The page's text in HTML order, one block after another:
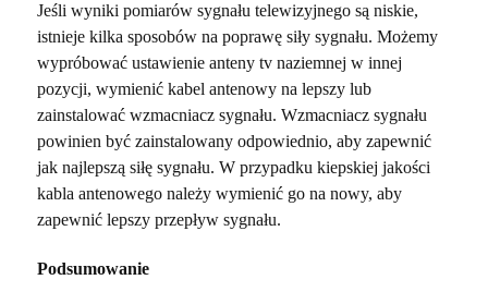
Jeśli wyniki pomiarów sygnału telewizyjnego są niskie,
istnieje kilka sposobów na poprawę siły sygnału. Możemy
wypróbować ustawienie anteny tv naziemnej w innej
pozycji, wymienić kabel antenowy na lepszy lub
zainstalować wzmacniacz sygnału. Wzmacniacz sygnału
powinien być zainstalowany odpowiednio, aby zapewnić
jak najlepszą siłę sygnału. W przypadku kiepskiej jakości
kabla antenowego należy wymienić go na nowy, aby
zapewnić lepszy przepływ sygnału.
Podsumowanie